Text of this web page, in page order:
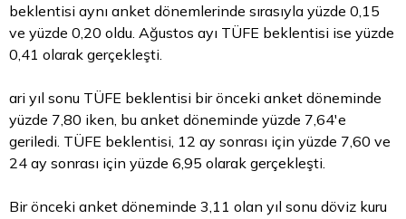
beklentisi aynı anket dönemlerinde sırasıyla yüzde 0,15
ve yüzde 0,20 oldu. Ağustos ayı TÜFE beklentisi ise yüzde
0,41 olarak gerçekleşti.
ari yıl sonu TÜFE beklentisi bir önceki anket döneminde
yüzde 7,80 iken, bu anket döneminde yüzde 7,64'e
geriledi. TÜFE beklentisi, 12 ay sonrası için yüzde 7,60 ve
24 ay sonrası için yüzde 6,95 olarak gerçekleşti.
Bir önceki anket döneminde 3,11 olan yıl sonu döviz kuru